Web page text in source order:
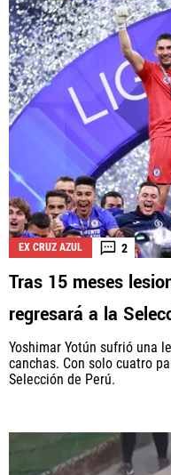
EX CRUZ AZUL 2
Tras 15 meses
regresará a la
Yoshimar Yotún sufrió una
canchas. Con solo cuatro
Selección de Perú.